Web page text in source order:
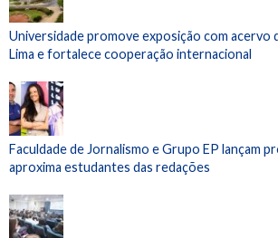
Universidade promove exposição com acervo
Lima e fortalece cooperação internacional
Faculdade de Jornalismo e Grupo EP lançam
aproxima estudantes das redações